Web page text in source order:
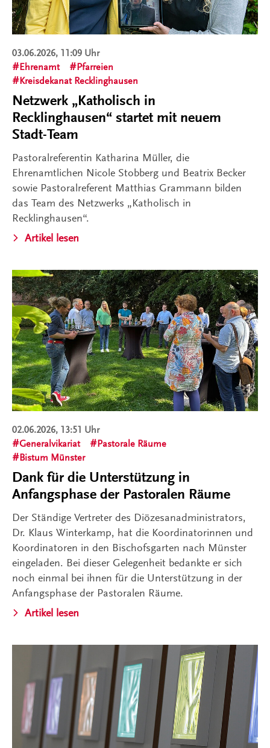
03.06.2026, 11:09 Uhr
Ehrenamt
Pfarreien
Kreisdekanat Recklinghausen
Netzwerk „Katholisch in
Recklinghausen“ startet mit neuem
Stadt-Team
Pastoralreferentin Katharina Müller, die
Ehrenamtlichen Nicole Stobberg und Beatrix Becker
sowie Pastoralreferent Matthias Grammann bilden
das Team des Netzwerks „Katholisch in
Recklinghausen“.
Artikel lesen
02.06.2026, 13:51 Uhr
Generalvikariat
Pastorale Räume
Bistum Münster
Dank für die Unterstützung in
Anfangsphase der Pastoralen Räume
Der Ständige Vertreter des Diözesanadministrators,
Dr. Klaus Winterkamp, hat die Koordinatorinnen und
Koordinatoren in den Bischofsgarten nach Münster
eingeladen. Bei dieser Gelegenheit bedankte er sich
noch einmal bei ihnen für die Unterstützung in der
Anfangsphase der Pastoralen Räume.
Artikel lesen